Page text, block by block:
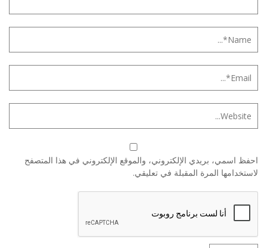
احفظ اسمي، بريدي الإلكتروني، والموقع الإلكتروني في هذا المتصفح
لاستخدامها المرة المقبلة في تعليقي.